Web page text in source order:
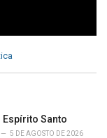
Santo
5 DE AGOSTO DE 2026